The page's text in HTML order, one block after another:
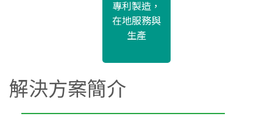
專利製造，
在地服務與
生產
解決方案簡介